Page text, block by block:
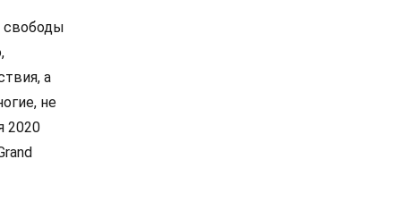
свободы
а
не
2020